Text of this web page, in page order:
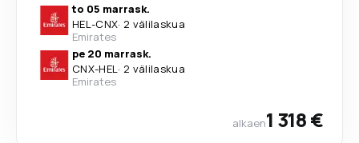
to 05 marrask.
HEL-CNX· 2 välilaskua
Emirates
pe 20 marrask.
CNX-HEL· 2 välilaskua
Emirates
alkaen1 318 €